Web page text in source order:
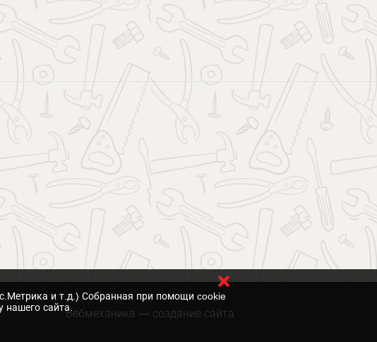
Вебмеханика — создание сайта
и т.д.) Собранная при помощи cookie
сайта.